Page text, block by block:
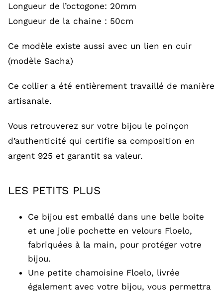
Longueur de l’octogone: 20mm
Longueur de la chaine : 50cm
Ce modèle existe aussi avec un lien en cuir
(modèle Sacha)
Ce collier a été entièrement travaillé de manière
artisanale.
Vous retrouverez sur votre bijou le poinçon
d’authenticité qui certifie sa composition en
argent 925 et garantit sa valeur.
LES PETITS PLUS
Ce bijou est emballé dans une belle boite
et une jolie pochette en velours Floelo,
fabriquées à la main, pour protéger votre
bijou.
Une petite chamoisine Floelo, livrée
également avec votre bijou, vous permettra